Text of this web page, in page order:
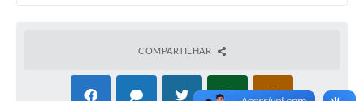
COMPARTILHAR